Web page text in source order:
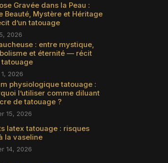
Gravée dans la Peau :
Beauté, Mystère et Héritage
d’un tatouage
2026
: entre mystique,
et éternité — récit
tatouage
2026
physiologique tatouage :
l’utiliser comme diluant
de tatouage ?
15, 2026
latex tatouage : risques
la vaseline
14, 2026